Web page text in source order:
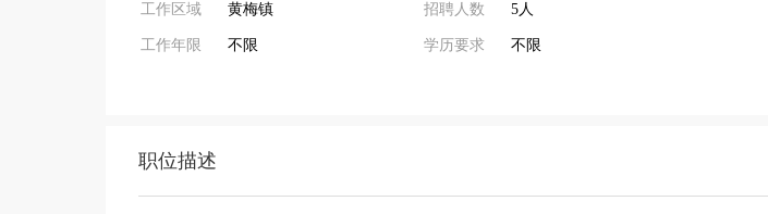
工作区域 黄梅镇
工作年限 不限
招聘人数 5人
学历要求 不限
职位描述